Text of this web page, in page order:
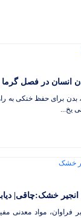
انسان در فصل
برای حفظ خنکی به
یخ...
خشک:چاقی|
فراوان، مواد معدنی